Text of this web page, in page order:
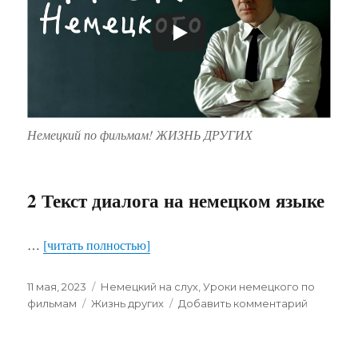
Немецкий по фильмам! ЖИЗНЬ ДРУГИХ
2 Текст диалога на немецком языке
… [читать полностью]
Опубликовано
11 мая, 2023 Рубрики
Немецкий на слух,Уроки немецкого по
фильмам
Метки
Жизнь других Добавить комментарий